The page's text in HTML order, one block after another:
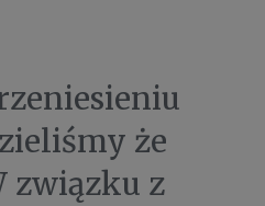
że
związku z